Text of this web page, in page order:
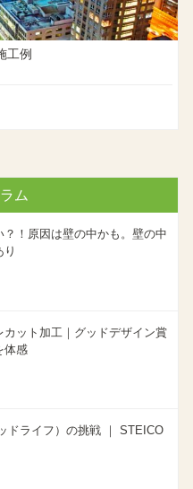
工例
ム
？！原因は壁の中かも。壁の中
り
カット加工｜グッドデザイン賞
体感
ドライフ）の挑戦 ｜ STEICO